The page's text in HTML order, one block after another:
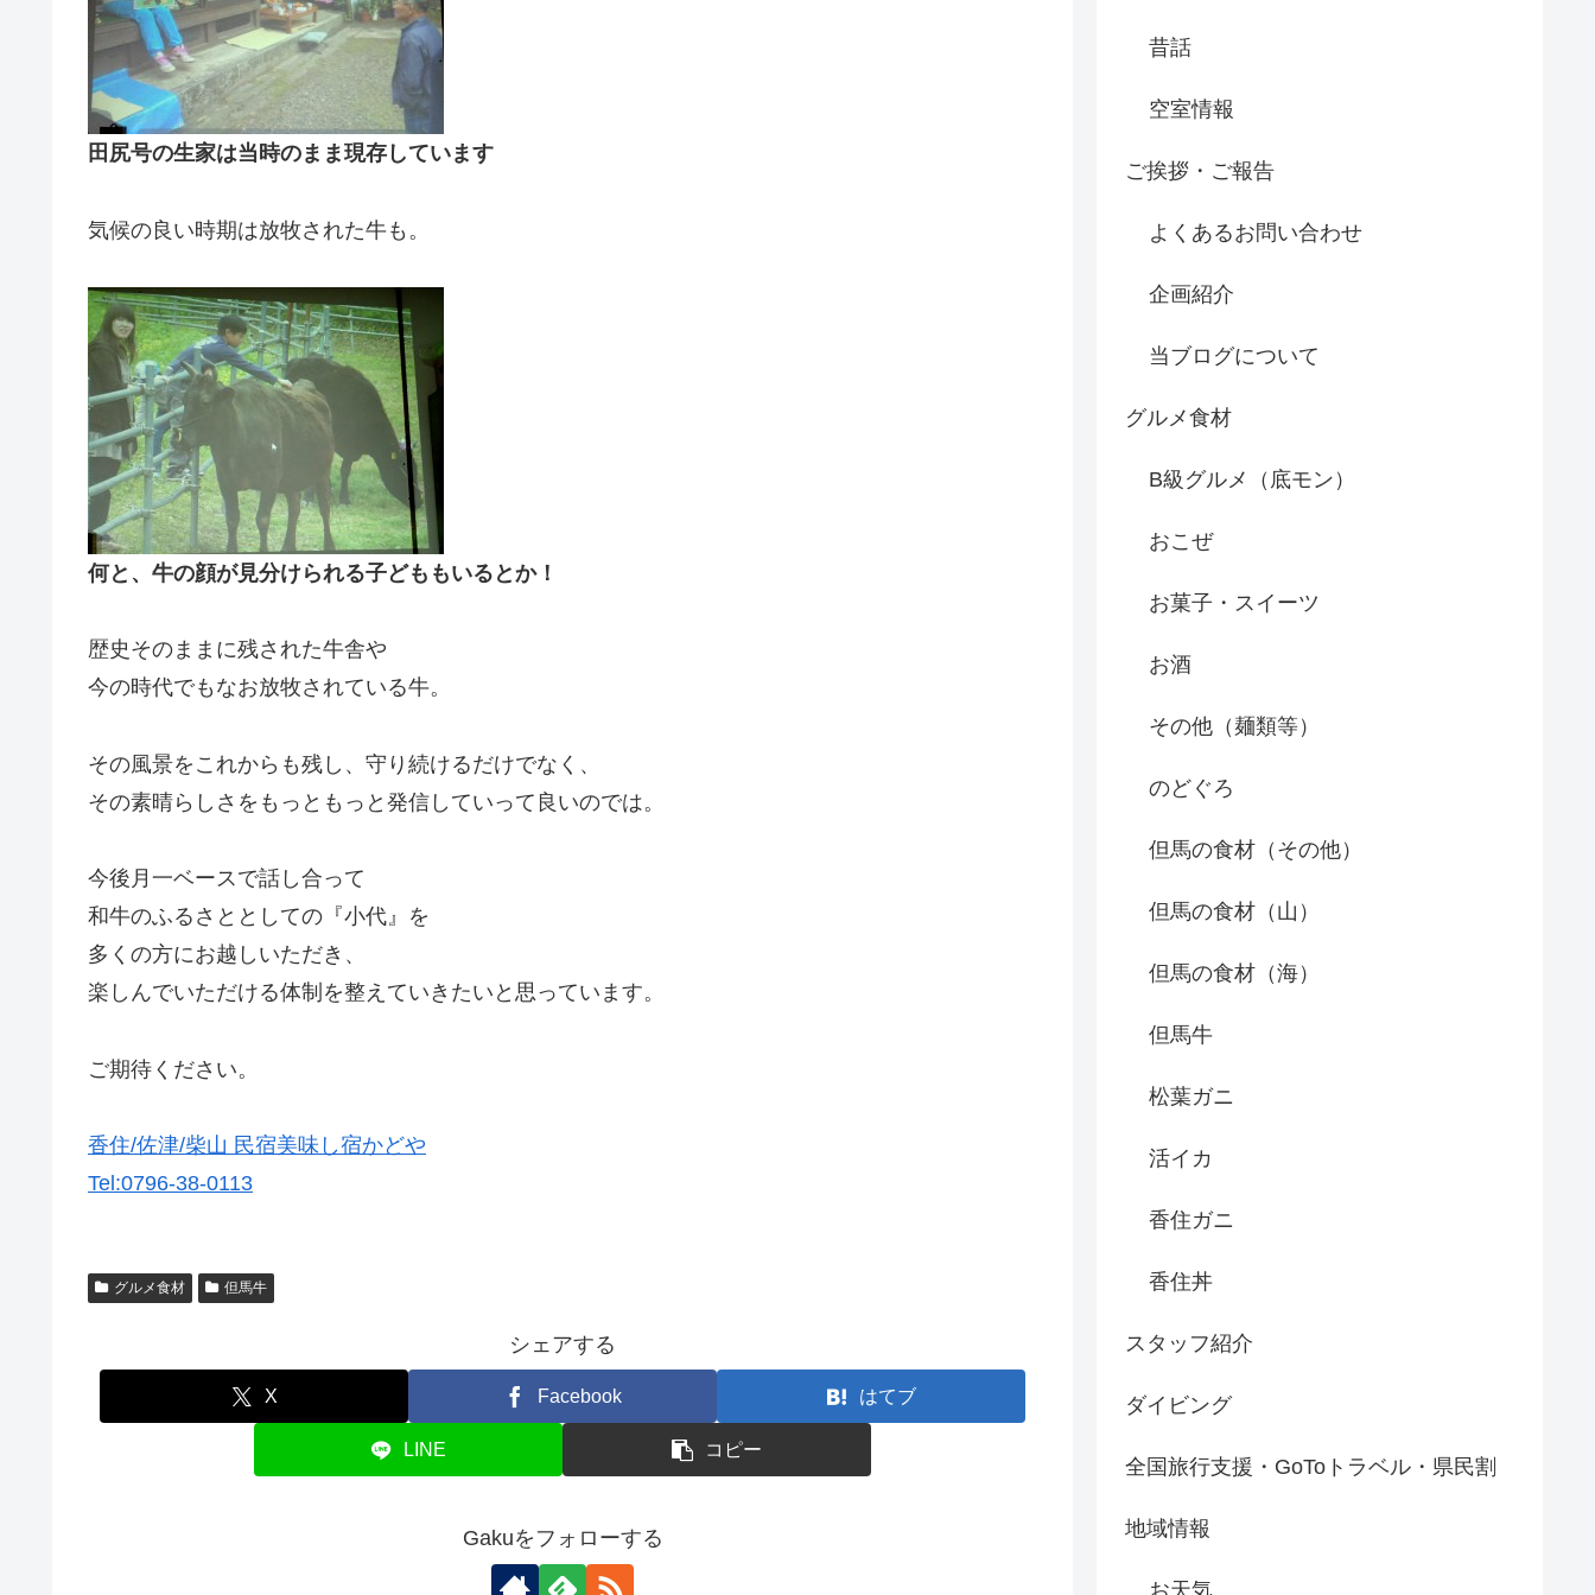
田尻号の生家は当時のまま現存しています
気候の良い時期は放牧された牛も。
何と、牛の顔が見分けられる子どももいるとか！
歴史そのままに残された牛舎や
今の時代でもなお放牧されている牛。
その風景をこれからも残し、守り続けるだけでなく、
その素晴らしさをもっともっと発信していって良いのでは。
今後月一ベースで話し合って
和牛のふるさととしての『小代』を
多くの方にお越しいただき、
楽しんでいただける体制を整えていきたいと思っています。
ご期待ください。
香住/佐津/柴山 民宿美味し宿かどや
Tel:0796-38-0113
グルメ食材 但馬牛
シェアする
X Facebook はてブ
LINE コピー
Gakuをフォローする
昔話
空室情報
ご挨拶・ご報告
よくあるお問い合わせ
企画紹介
当ブログについて
グルメ食材
B級グルメ（底モン）
おこぜ
お菓子・スイーツ
お酒
その他（麺類等）
のどぐろ
但馬の食材（その他）
但馬の食材（山）
但馬の食材（海）
但馬牛
松葉ガニ
活イカ
香住ガニ
香住丼
スタッフ紹介
ダイビング
全国旅行支援・GoToトラベル・県民割
地域情報
お天気